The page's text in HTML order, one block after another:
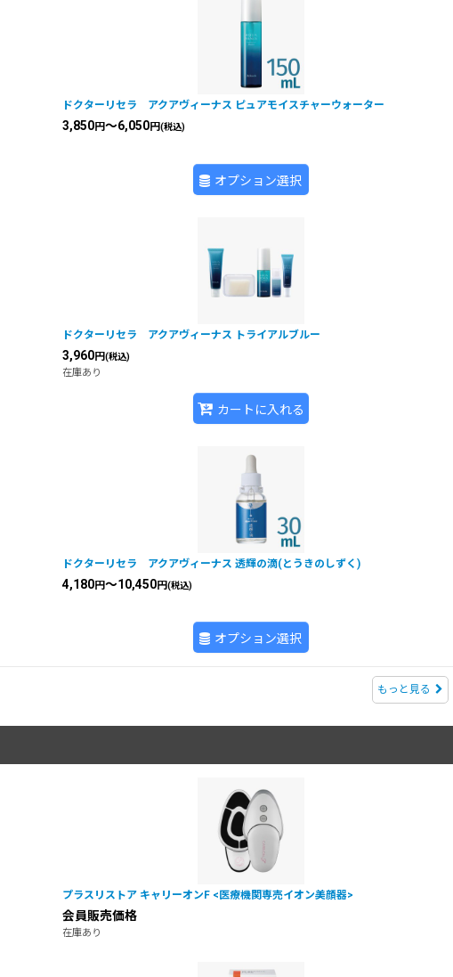
ドクターリセラ アクアヴィーナス ピュアモイスチャーウォーター
3,850円～6,050円(税込)
オプション選択
ドクターリセラ アクアヴィーナス トライアルブルー
3,960円(税込)
在庫あり
カートに入れる
ドクターリセラ アクアヴィーナス 透輝の滴(とうきのしずく)
4,180円～10,450円(税込)
オプション選択
もっと見る
プラスリストア キャリーオンF <医療機関専売イオン美顔器>
会員販売価格
在庫あり